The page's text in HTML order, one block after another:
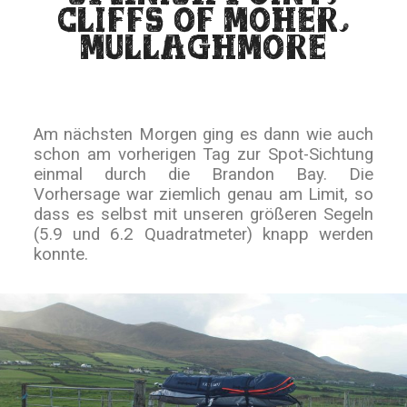
CLIFFS OF MOHER,
MULLAGHMORE
Am nächsten Morgen ging es dann wie auch
schon am vorherigen Tag zur Spot-Sichtung
einmal durch die Brandon Bay. Die
Vorhersage war ziemlich genau am Limit, so
dass es selbst mit unseren größeren Segeln
(5.9 und 6.2 Quadratmeter) knapp werden
konnte.